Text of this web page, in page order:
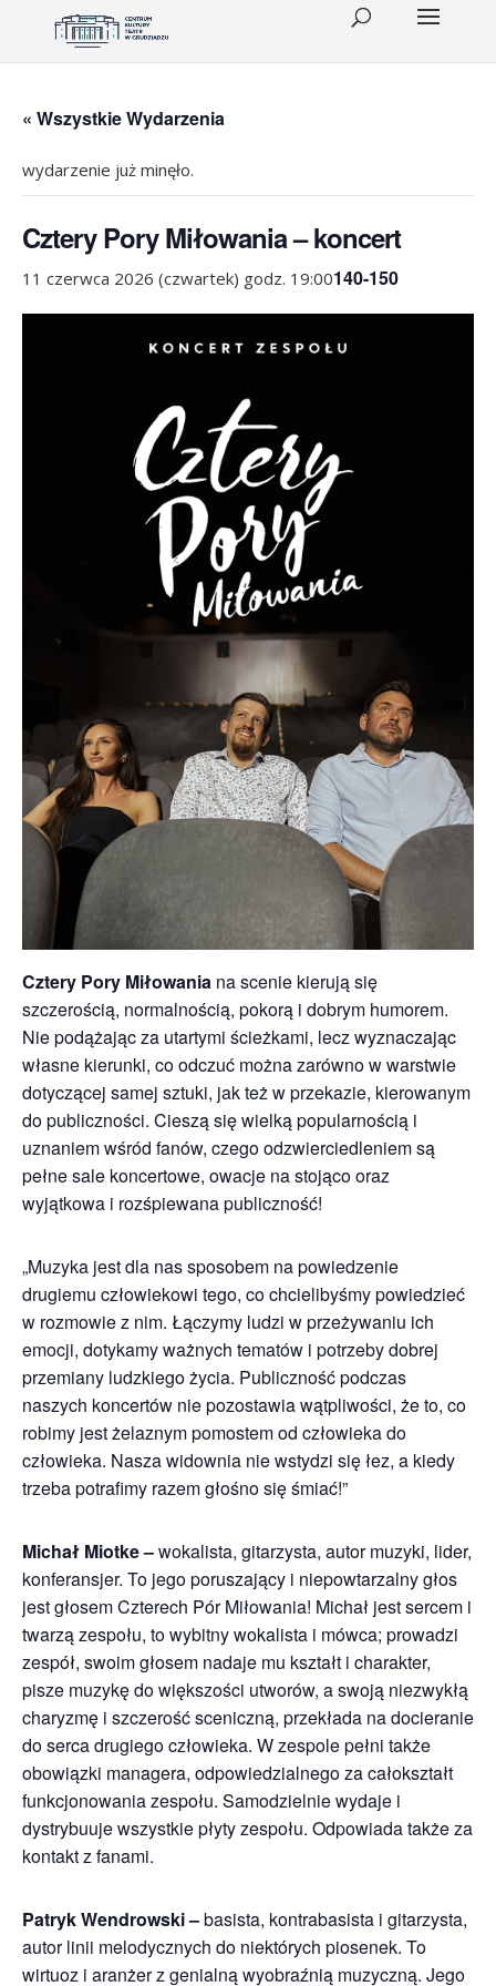
« Wszystkie Wydarzenia
wydarzenie już minęło.
Cztery Pory Miłowania – koncert
11 czerwca 2026 (czwartek) godz. 19:00140-150
Cztery Pory Miłowania na scenie kierują się
szczerością, normalnością, pokorą i dobrym humorem.
Nie podążając za utartymi ścieżkami, lecz wyznaczając
własne kierunki, co odczuć można zarówno w warstwie
dotyczącej samej sztuki, jak też w przekazie, kierowanym
do publiczności. Cieszą się wielką popularnością i
uznaniem wśród fanów, czego odzwierciedleniem są
pełne sale koncertowe, owacje na stojąco oraz
wyjątkowa i rozśpiewana publiczność!
„Muzyka jest dla nas sposobem na powiedzenie
drugiemu człowiekowi tego, co chcielibyśmy powiedzieć
w rozmowie z nim. Łączymy ludzi w przeżywaniu ich
emocji, dotykamy ważnych tematów i potrzeby dobrej
przemiany ludzkiego życia. Publiczność podczas
naszych koncertów nie pozostawia wątpliwości, że to, co
robimy jest żelaznym pomostem od człowieka do
człowieka. Nasza widownia nie wstydzi się łez, a kiedy
trzeba potrafimy razem głośno się śmiać!”
Michał Miotke –wokalista, gitarzysta, autor muzyki, lider,
konferansjer. To jego poruszający i niepowtarzalny głos
jest głosem Czterech Pór Miłowania! Michał jest sercem i
twarzą zespołu, to wybitny wokalista i mówca; prowadzi
zespół, swoim głosem nadaje mu kształt i charakter,
pisze muzykę do większości utworów, a swoją niezwykłą
charyzmę i szczerość sceniczną, przekłada na docieranie
do serca drugiego człowieka. W zespole pełni także
obowiązki managera, odpowiedzialnego za całokształt
funkcjonowania zespołu. Samodzielnie wydaje i
dystrybuuje wszystkie płyty zespołu. Odpowiada także za
kontakt z fanami.
Patryk Wendrowski –basista, kontrabasista i gitarzysta,
autor linii melodycznych do niektórych piosenek. To
wirtuoz i aranżer z genialną wyobraźnią muzyczną. Jego